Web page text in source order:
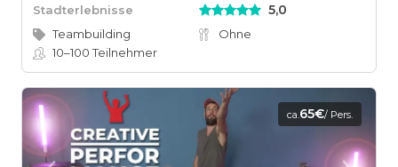
Stadterlebnisse 5,0
Teambuilding
Ohne
10–100Teilnehmer
ca.65€/ Pers.